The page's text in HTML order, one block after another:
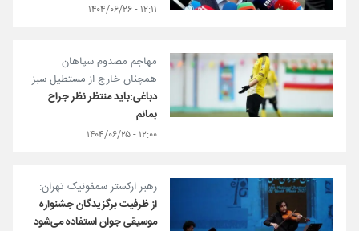
۱۲:۱۱ - ۱۴۰۴/۰۶/۲۶
مهاجم مصدوم سپاهان
همچنان خارج از مستطیل سبز
دباغی:باید منتظر نظر جراح
بمانم
۱۲:۰۰ - ۱۴۰۴/۰۶/۲۵
رهبر ارکستر سمفونیک تهران:
از ظرفیت برگزیدگان جشنواره
موسیقی جوان استفاده می‌شود